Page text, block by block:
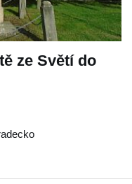
ze Světí do